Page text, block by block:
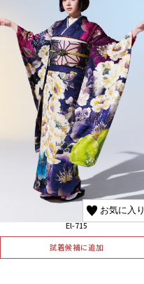
お気に入り
El-715
試着候補に追加